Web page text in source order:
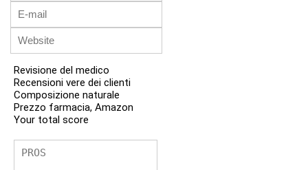
Revisione del medico
Recensioni vere dei clienti
Composizione naturale
Prezzo farmacia, Amazon
Your total score